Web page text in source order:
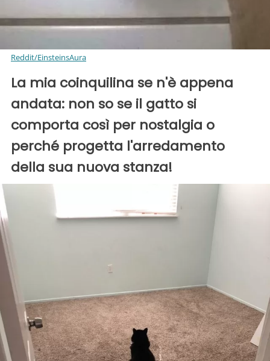
Reddit/EinsteinsAura
La mia coinquilina se n'è appena
andata: non so se il gatto si
comporta così per nostalgia o
perché progetta l'arredamento
della sua nuova stanza!